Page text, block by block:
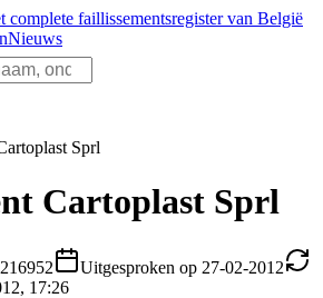
complete faillissementsregister van België
Nieuws
Sprl
Cartoplast Sprl
Uitgesproken op 27-02-2012
17:26